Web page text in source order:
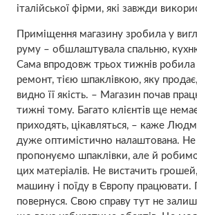
італійської фірми, які завжди
Приміщення магазину зробила у
руму – обшлаштувала спальню,
Сама впродовж трьох тижнів робила
ремонт, тією шпаклівкою, яку
видно її якість. – Магазин почав
тижні тому. Багато клієнтів ще
приходять, цікавляться, – каже
дуже оптимістично налаштована.
пропонуємо шпаклівки, але й
цих матеріалів. Не вистачить
машину і поїду в Європу працювати.
повернуся. Свою справу тут не